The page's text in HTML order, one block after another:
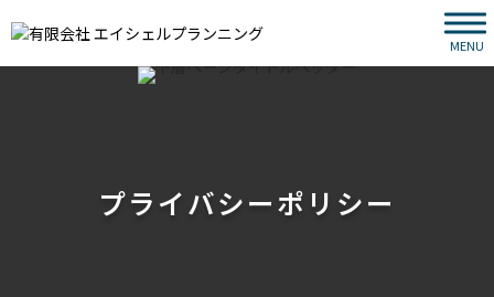
MENU
プライバシーポリシー